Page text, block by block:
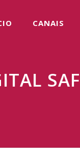
CANAIS